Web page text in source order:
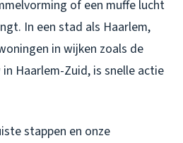
of een muffe lucht
In een stad als Haarlem,
in wijken zoals de
Haarlem-Zuid, is snelle actie
stappen en onze